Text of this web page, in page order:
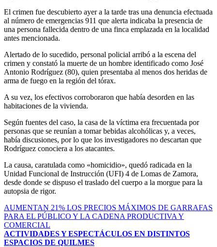
El crimen fue descubierto ayer a la tarde tras una denuncia efectuada
al número de emergencias 911 que alerta indicaba la presencia de
una persona fallecida dentro de una finca emplazada en la localidad
antes mencionada.
Alertado de lo sucedido, personal policial arribó a la escena del
crimen y constató la muerte de un hombre identificado como José
Antonio Rodríguez (80), quien presentaba al menos dos heridas de
arma de fuego en la región del tórax.
A su vez, los efectivos corroboraron que había desorden en las
habitaciones de la vivienda.
Según fuentes del caso, la casa de la víctima era frecuentada por
personas que se reunían a tomar bebidas alcohólicas y, a veces,
había discusiones, por lo que los investigadores no descartan que
Rodríguez conociera a los atacantes.
La causa, caratulada como «homicidio», quedó radicada en la
Unidad Funcional de Instrucción (UFI) 4 de Lomas de Zamora,
desde donde se dispuso el traslado del cuerpo a la morgue para la
autopsia de rigor.
Navegación
de
entradas
AUMENTAN 21% LOS PRECIOS MÁXIMOS DE GARRAFAS
PARA EL PÚBLICO Y LA CADENA PRODUCTIVA Y
COMERCIAL
ACTIVIDADES Y ESPECTÁCULOS EN DISTINTOS
ESPACIOS DE QUILMES